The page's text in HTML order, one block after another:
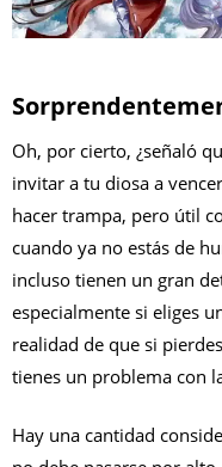
Oh, por cierto, ¿señaló
invitar a tu diosa a
hacer trampa, pero útil
cuando ya no estás de
incluso tienen un gran
especialmente si eliges
realidad de que si
tienes un problema con
Hay una cantidad